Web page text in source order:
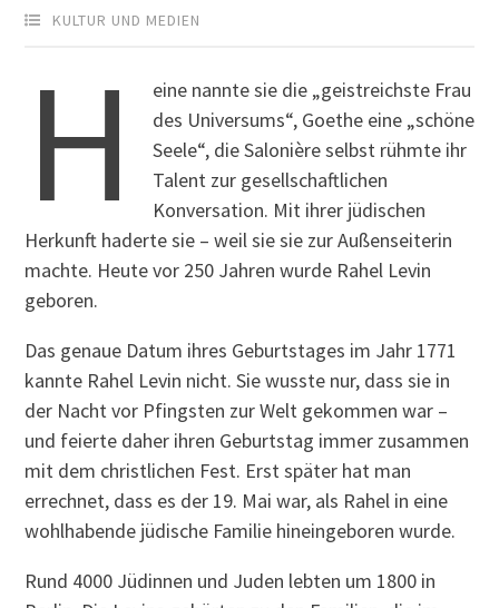
KULTUR UND MEDIEN
H
eine nannte sie die „geistreichste Frau
des Universums“, Goethe eine „schöne
Seele“, die Salonière selbst rühmte ihr
Talent zur gesellschaftlichen
Konversation. Mit ihrer jüdischen
Herkunft haderte sie – weil sie sie zur Außenseiterin
machte. Heute vor 250 Jahren wurde Rahel Levin
geboren.
Das genaue Datum ihres Geburtstages im Jahr 1771
kannte Rahel Levin nicht. Sie wusste nur, dass sie in
der Nacht vor Pfingsten zur Welt gekommen war –
und feierte daher ihren Geburtstag immer zusammen
mit dem christlichen Fest. Erst später hat man
errechnet, dass es der 19. Mai war, als Rahel in eine
wohlhabende jüdische Familie hineingeboren wurde.
Rund 4000 Jüdinnen und Juden lebten um 1800 in